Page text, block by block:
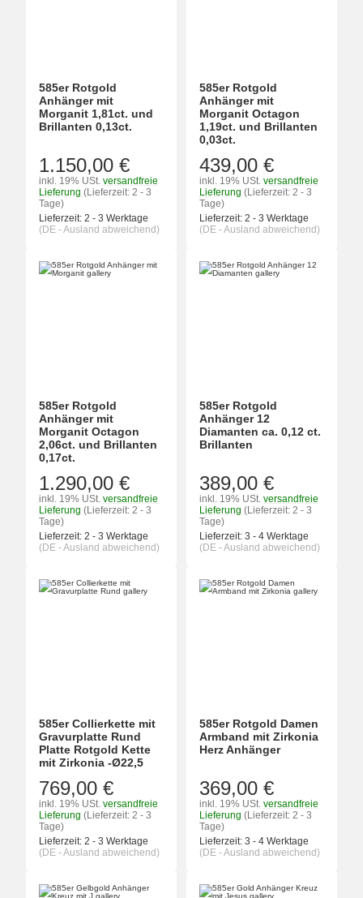
585er Rotgold
Anhänger mit
Morganit 1,81ct. und
Brillanten 0,13ct.
1.150,00 €
inkl. 19% USt. versandfreie
Lieferung (Lieferzeit: 2 - 3
Tage)
Lieferzeit: 2 - 3 Werktage
(DE - Ausland abweichend)
585er Rotgold
Anhänger mit
Morganit Octagon
1,19ct. und Brillanten
0,03ct.
439,00 €
inkl. 19% USt. versandfreie
Lieferung (Lieferzeit: 2 - 3
Tage)
Lieferzeit: 2 - 3 Werktage
(DE - Ausland abweichend)
585er Rotgold
Anhänger mit
Morganit Octagon
2,06ct. und Brillanten
0,17ct.
1.290,00 €
inkl. 19% USt. versandfreie
Lieferung (Lieferzeit: 2 - 3
Tage)
Lieferzeit: 2 - 3 Werktage
(DE - Ausland abweichend)
585er Rotgold
Anhänger 12
Diamanten ca. 0,12 ct.
Brillanten
389,00 €
inkl. 19% USt. versandfreie
Lieferung (Lieferzeit: 2 - 3
Tage)
Lieferzeit: 3 - 4 Werktage
(DE - Ausland abweichend)
585er Collierkette mit
Gravurplatte Rund
Platte Rotgold Kette
mit Zirkonia -Ø22,5
769,00 €
inkl. 19% USt. versandfreie
Lieferung (Lieferzeit: 2 - 3
Tage)
Lieferzeit: 2 - 3 Werktage
(DE - Ausland abweichend)
585er Rotgold Damen
Armband mit Zirkonia
Herz Anhänger
369,00 €
inkl. 19% USt. versandfreie
Lieferung (Lieferzeit: 2 - 3
Tage)
Lieferzeit: 3 - 4 Werktage
(DE - Ausland abweichend)